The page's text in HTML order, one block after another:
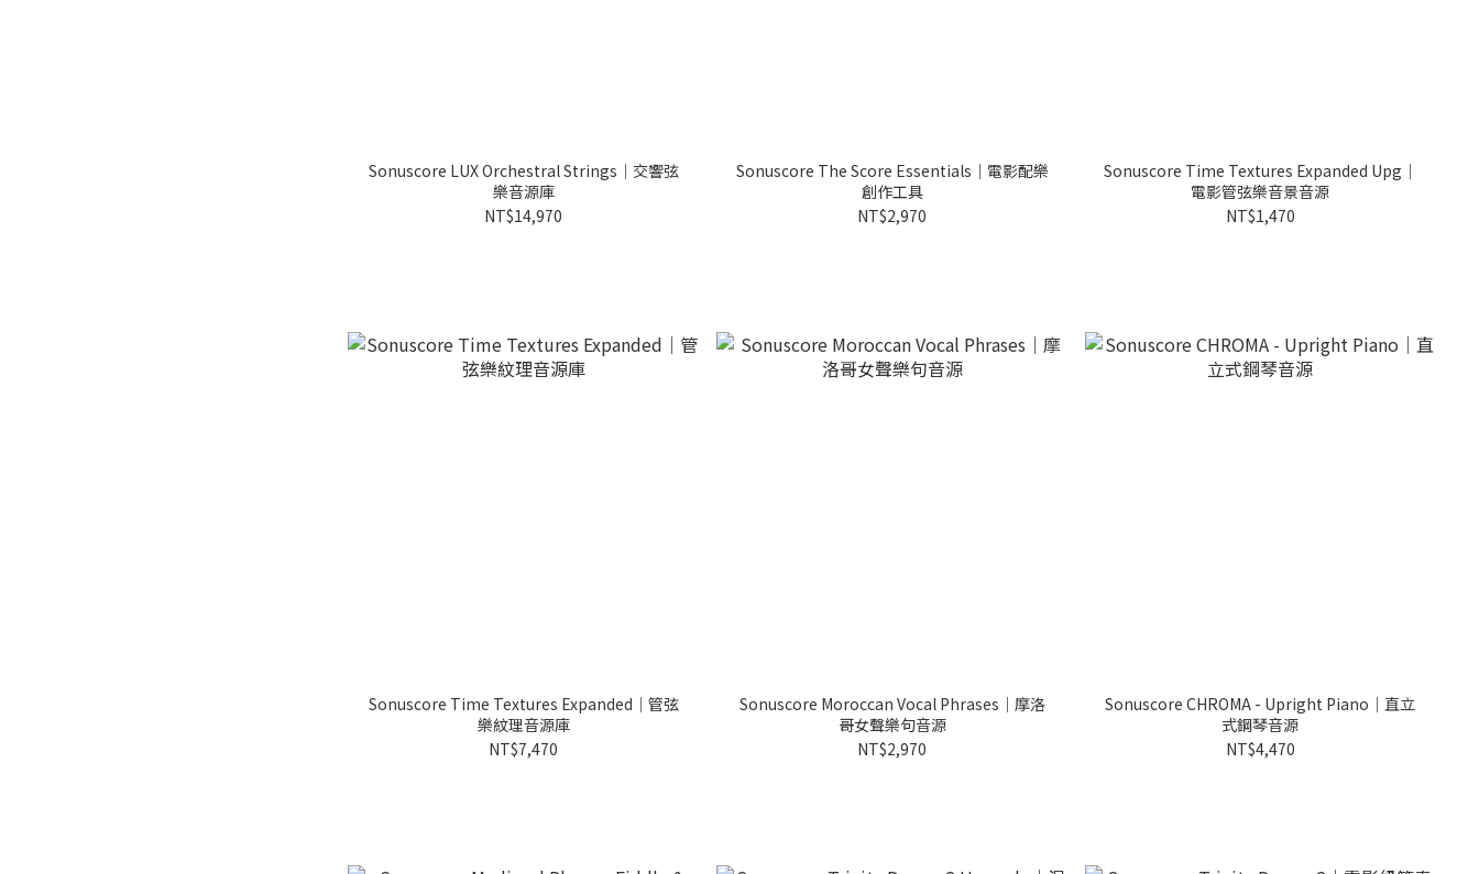
Sonuscore LUX Orchestral Strings｜交響弦
樂音源庫
NT$14,970
Sonuscore The Score Essentials｜電影配樂
創作工具
NT$2,970
Sonuscore Time Textures Expanded Upg｜
電影管弦樂音景音源
NT$1,470
Sonuscore Time Textures Expanded｜管弦
樂紋理音源庫
NT$7,470
Sonuscore Moroccan Vocal Phrases｜摩洛
哥女聲樂句音源
NT$2,970
Sonuscore CHROMA - Upright Piano｜直立
式鋼琴音源
NT$4,470